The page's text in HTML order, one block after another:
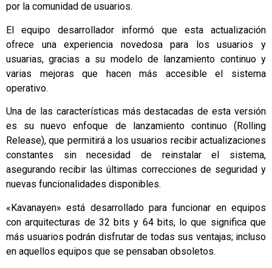
por la comunidad de usuarios.
El equipo desarrollador informó que esta actualización
ofrece una experiencia novedosa para los usuarios y
usuarias, gracias a su modelo de lanzamiento continuo y
varias mejoras que hacen más accesible el sistema
operativo.
Una de las características más destacadas de esta versión
es su nuevo enfoque de lanzamiento continuo (Rolling
Release), que permitirá a los usuarios recibir actualizaciones
constantes sin necesidad de reinstalar el sistema,
asegurando recibir las últimas correcciones de seguridad y
nuevas funcionalidades disponibles.
«Kavanayen» está desarrollado para funcionar en equipos
con arquitecturas de 32 bits y 64 bits, lo que significa que
más usuarios podrán disfrutar de todas sus ventajas; incluso
en aquellos equipos que se pensaban obsoletos.